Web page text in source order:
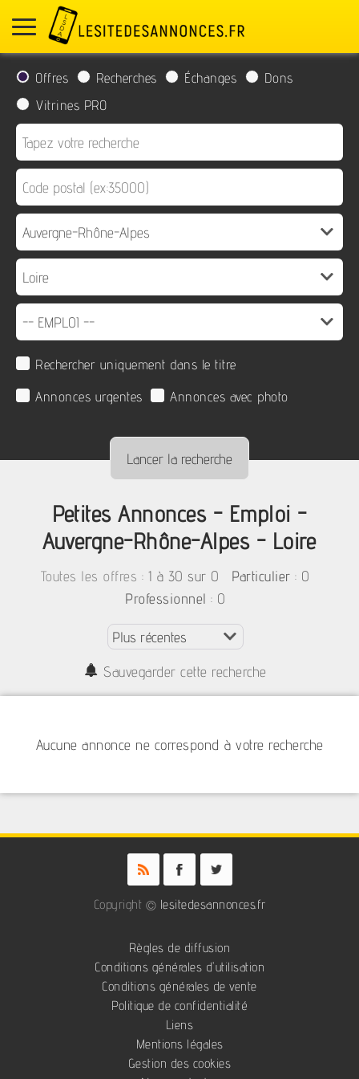
Offres Recherches Échanges
Dons
Vitrines PRO
Rechercher uniquement dans le titre
Annonces urgentes
Annonces avec photo
Petites Annonces - Emploi -
Auvergne-Rhône-Alpes - Loire
Toutes les offres : 1 à 30 sur 0 Particulier : 0
Professionnel : 0
Sauvegarder cette recherche
Aucune annonce ne correspond à votre recherche
Copyright © lesitedesannonces.fr
Règles de diffusion
Conditions générales d'utilisation
Conditions générales de vente
Politique de confidentialité
Liens
Mentions légales
Gestion des cookies